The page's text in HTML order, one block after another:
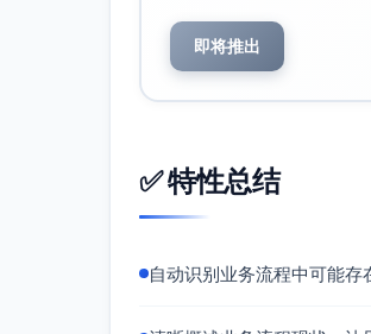
实施基于合同重要
确保仅复杂或特殊
在市场营销、销
即将推出
✅ 特性总结
自动识别业务流程中可能存